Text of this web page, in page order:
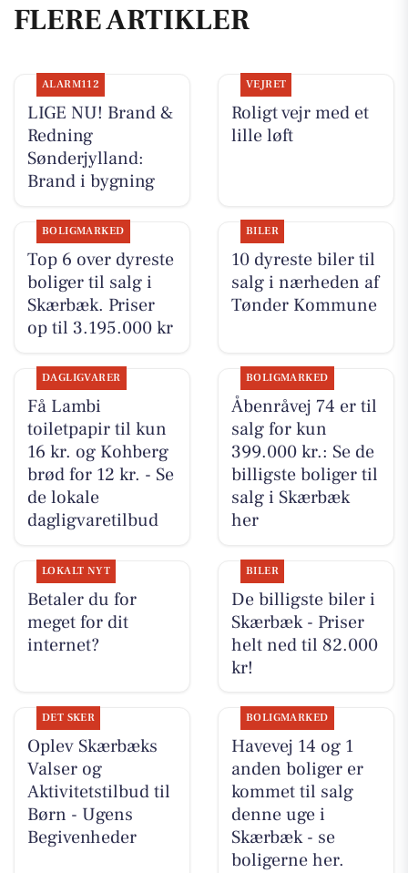
FLERE ARTIKLER
ALARM112
LIGE NU! Brand &
Redning
Sønderjylland:
Brand i bygning
VEJRET
Roligt vejr med et
lille løft
BOLIGMARKED
Top 6 over dyreste
boliger til salg i
Skærbæk. Priser
op til 3.195.000 kr
BILER
10 dyreste biler til
salg i nærheden af
Tønder Kommune
DAGLIGVARER
Få Lambi
toiletpapir til kun
16 kr. og Kohberg
brød for 12 kr. - Se
de lokale
dagligvaretilbud
BOLIGMARKED
Åbenråvej 74 er til
salg for kun
399.000 kr.: Se de
billigste boliger til
salg i Skærbæk
her
LOKALT NYT
Betaler du for
meget for dit
internet?
BILER
De billigste biler i
Skærbæk - Priser
helt ned til 82.000
kr!
DET SKER
Oplev Skærbæks
Valser og
Aktivitetstilbud til
Børn - Ugens
Begivenheder
BOLIGMARKED
Havevej 14 og 1
anden boliger er
kommet til salg
denne uge i
Skærbæk - se
boligerne her.